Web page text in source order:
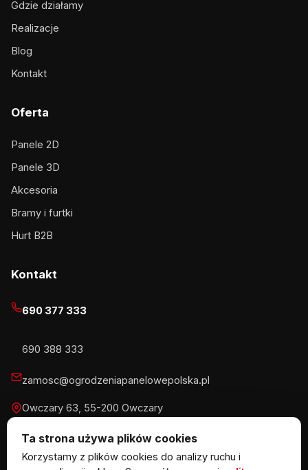
Ta strona używa plików cookies
Korzystamy z plików cookies do analizy ruchu i
Gdzie działamy
Realizacje
Blog
Kontakt
Oferta
Panele 2D
Panele 3D
Akcesoria
Bramy i furtki
Hurt B2B
Kontakt
690 377 333
690 388 333
zamosc@ogrodzeniapanelowepolska.pl
Owczary 63, 55-200 Owczary
Pn-Pt 8-16, Sb 8-13:30